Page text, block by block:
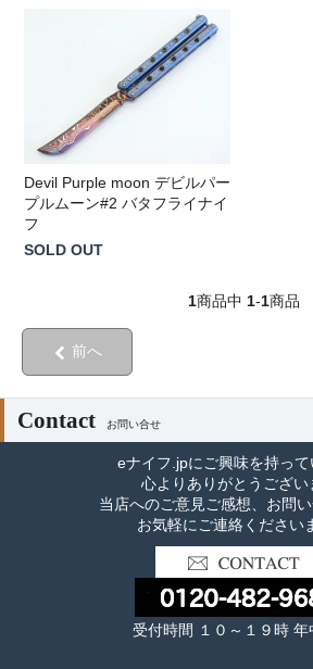
Devil Purple moon デビルパー
プルムーン#2 バタフライナイ
フ
SOLD OUT
1商品中 1-1商品
前へ
Contact お問い合せ
eナイフ.jpにご興味を持って
心よりありがとうござい
当店へのご意見ご感想、お問
お気軽にご連絡ください
受付時間 １０～１９時 年